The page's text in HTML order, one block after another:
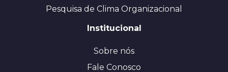
Pesquisa de Clima Organizacional
Institucional
Sobre nós
Fale Conosco